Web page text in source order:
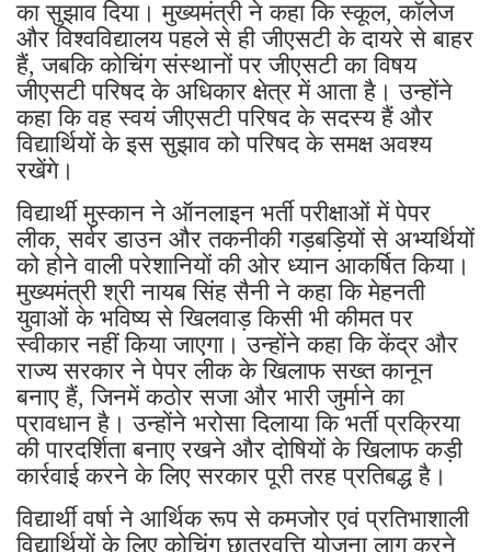
का सुझाव दिया। मुख्यमंत्री ने कहा कि स्कूल, कॉलेज
और विश्वविद्यालय पहले से ही जीएसटी के दायरे से बाहर
हैं, जबकि कोचिंग संस्थानों पर जीएसटी का विषय
जीएसटी परिषद के अधिकार क्षेत्र में आता है। उन्होंने
कहा कि वह स्वयं जीएसटी परिषद के सदस्य हैं और
विद्यार्थियों के इस सुझाव को परिषद के समक्ष अवश्य
रखेंगे।
विद्यार्थी मुस्कान ने ऑनलाइन भर्ती परीक्षाओं में पेपर
लीक, सर्वर डाउन और तकनीकी गड़बड़ियों से अभ्यर्थियों
को होने वाली परेशानियों की ओर ध्यान आकर्षित किया।
मुख्यमंत्री श्री नायब सिंह सैनी ने कहा कि मेहनती
युवाओं के भविष्य से खिलवाड़ किसी भी कीमत पर
स्वीकार नहीं किया जाएगा। उन्होंने कहा कि केंद्र और
राज्य सरकार ने पेपर लीक के खिलाफ सख्त कानून
बनाए हैं, जिनमें कठोर सजा और भारी जुर्माने का
प्रावधान है। उन्होंने भरोसा दिलाया कि भर्ती प्रक्रिया
की पारदर्शिता बनाए रखने और दोषियों के खिलाफ कड़ी
कार्रवाई करने के लिए सरकार पूरी तरह प्रतिबद्ध है।
विद्यार्थी वर्षा ने आर्थिक रूप से कमजोर एवं प्रतिभाशाली
विद्यार्थियों के लिए कोचिंग छात्रवृत्ति योजना लागू करने